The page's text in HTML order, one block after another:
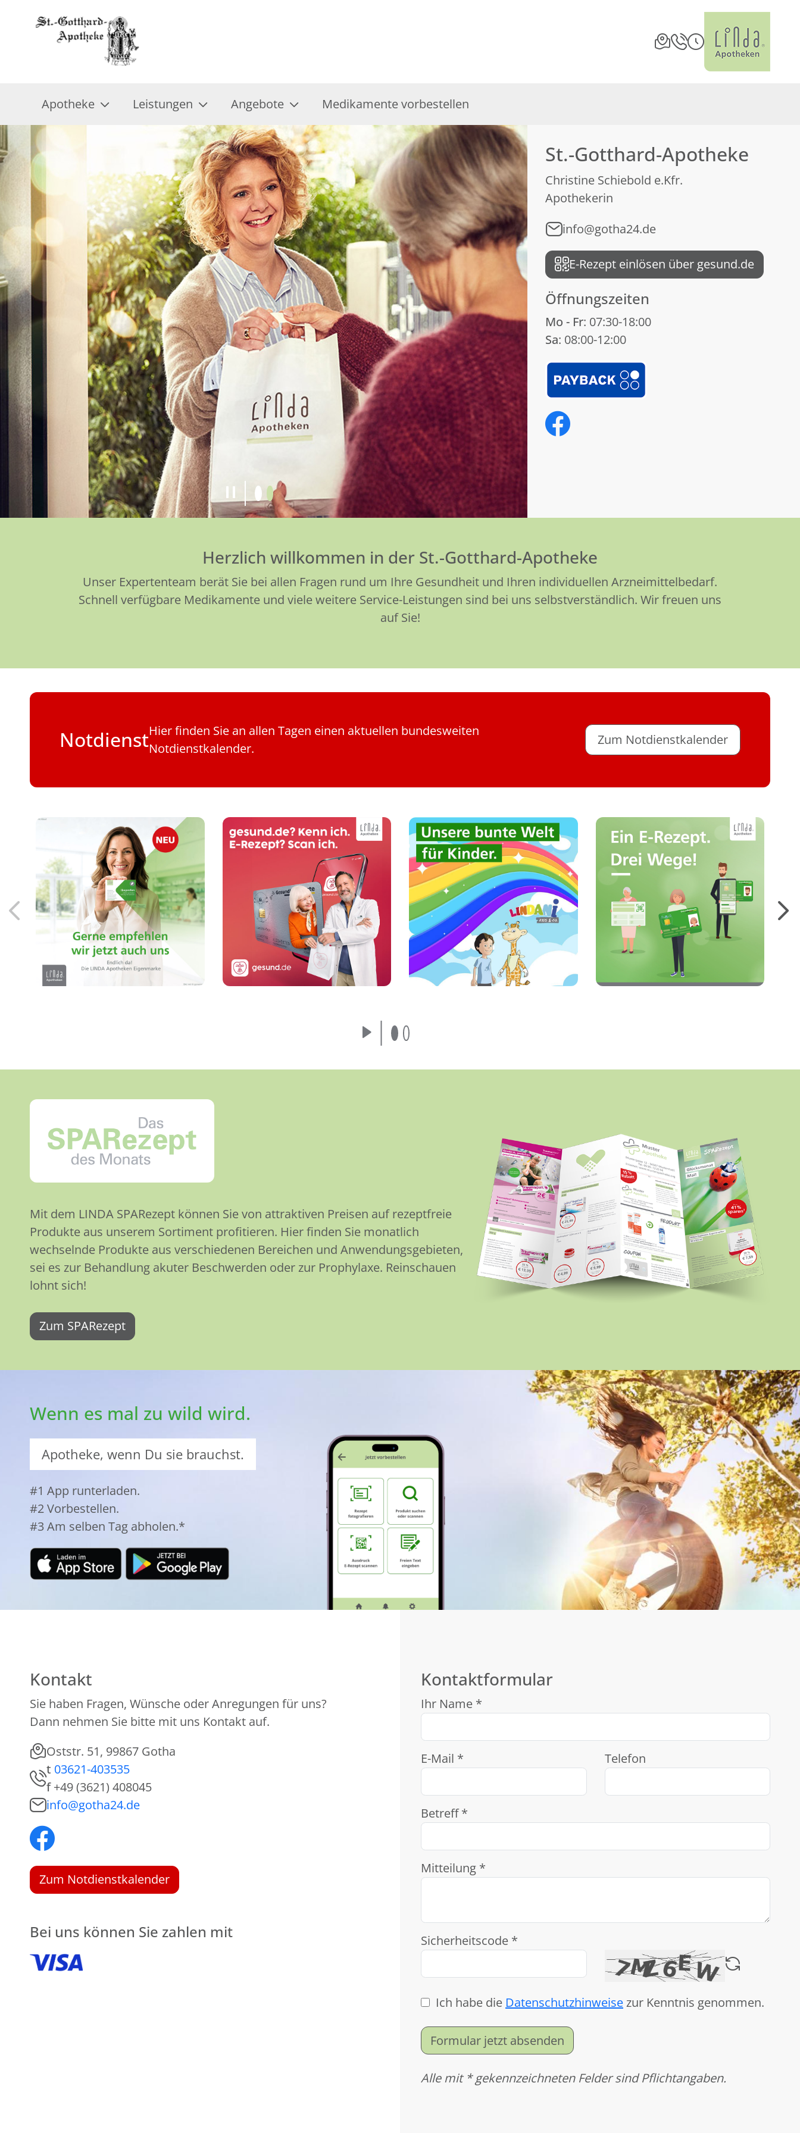
Apotheke Leistungen Angebote Medikamente vorbestellen
St.-Gotthard-Apotheke
Christine Schiebold e.Kfr.
Apothekerin
info@gotha24.de
E-Rezept einlösen über gesund.de
Öffnungszeiten
Mo - Fr: 07:30-18:00
Sa: 08:00-12:00
Herzlich willkommen in der St.-Gotthard-Apotheke
Unser Expertenteam berät Sie bei allen Fragen rund um Ihre Gesundheit und Ihren individuellen Arzneimittelbedarf.
Schnell verfügbare Medikamente und viele weitere Service-Leistungen sind bei uns selbstverständlich. Wir freuen uns
auf Sie!
NotdienstHier finden Sie an allen Tagen einen aktuellen bundesweiten
Notdienstkalender.
Zum Notdienstkalender
Endlich da! Die LINDA
Eigenmarke: Arzneimittel
von der Apothekenmarke,
der Sie vertrauen.
Mehr erfahren
Lösen Sie E-Rezepte selbst
per Scan mit Ihrem
Smartphone ein - ganz
einfach über die
gesund.de-App.
Mehr erfahren
Unsere LINDANI Welt für
Kinder und Eltern: Tolle
Mal- und Bastelvorlagen,
Gewinnspiele, Rezepte
und vieles mehr!
Mehr erfahren
Hier finden Sie die
wichtigsten Informationen
zum E-Rezept und zu den
verschiedenen
Möglichkeiten, E-Rezepte
einzulösen.
Mehr erfahren
Mit dem LINDA SPARezept können Sie von attraktiven Preisen auf rezeptfreie
Produkte aus unserem Sortiment profitieren. Hier finden Sie monatlich
wechselnde Produkte aus verschiedenen Bereichen und Anwendungsgebieten,
sei es zur Behandlung akuter Beschwerden oder zur Prophylaxe. Reinschauen
lohnt sich!
Zum SPARezept
Wenn es mal zu wild wird.
Apotheke, wenn Du sie brauchst.
#1 App runterladen.
#2 Vorbestellen.
#3 Am selben Tag abholen.*
Kontakt
Sie haben Fragen, Wünsche oder Anregungen für uns?
Dann nehmen Sie bitte mit uns Kontakt auf.
Oststr. 51, 99867 Gotha
t 03621-403535
f+49 (3621) 408045
info@gotha24.de
Zum Notdienstkalender
Bei uns können Sie zahlen mit
Kontaktformular
Ihr Name *
E-Mail * Telefon
Betreff *
Mitteilung *
Sicherheitscode *
Ich habe die Datenschutzhinweisezur Kenntnis genommen.
Formular jetzt absenden
Alle mit * gekennzeichneten Felder sind Pflichtangaben.